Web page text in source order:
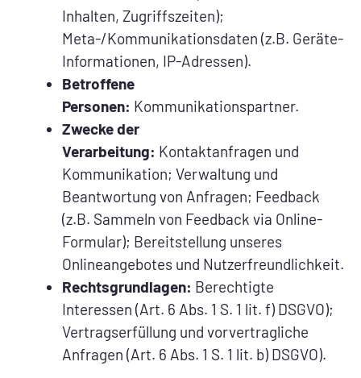
Inhalten, Zugriffszeiten);
Meta-/Kommunikationsdaten (z.B. Geräte-
Informationen, IP-Adressen).
Betroffene
Personen: Kommunikationspartner.
Zwecke der
Verarbeitung: Kontaktanfragen und
Kommunikation; Verwaltung und
Beantwortung von Anfragen; Feedback
(z.B. Sammeln von Feedback via Online-
Formular); Bereitstellung unseres
Onlineangebotes und Nutzerfreundlichkeit.
Rechtsgrundlagen: Berechtigte
Interessen (Art. 6 Abs. 1 S. 1 lit. f) DSGVO);
Vertragserfüllung und vorvertragliche
Anfragen (Art. 6 Abs. 1 S. 1 lit. b) DSGVO).